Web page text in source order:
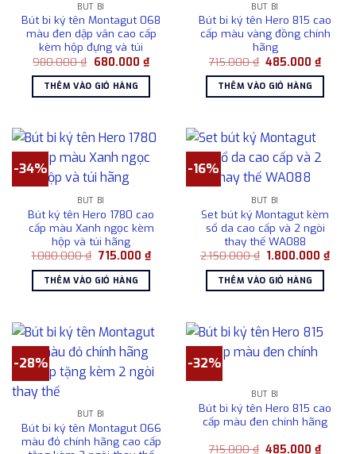
BÚT BI
Bút bi ký tên Montagut 068
màu đen dập vân cao cấp
kèm hộp đựng và túi
980.000₫ Giá
là:
980.000 ₫.
680.000 ₫Giá
hiện
tại
680.000 ₫.
THÊM VÀO GIỎ HÀNG
BÚT BI
Bút bi ký tên Hero 815 cao
cấp màu vàng đồng chính
hãng
715.000₫ Giá
là:
715.000 ₫.
485.000₫Giá
hiện
tại
THÊM VÀO GIỎ HÀNG
-34%
BÚT BI
Bút ký tên Hero 1780 cao
cấp màu Xanh ngọc kèm
hộp và túi hãng
1.080.000₫ Giá
là:
1.080.000 ₫.
715.000 ₫Giá
hiện
715.000 ₫.
THÊM VÀO GIỎ HÀNG
-16%
BÚT BI
Set bút ký Montagut kèm
sổ da cao cấp và 2 ngòi
thay thế WA088
2.150.000₫ Giá
là:
2.150.000 ₫.
1.800.000₫Giá
hiện
THÊM VÀO GIỎ HÀNG
-28%
BÚT BI
Bút bi ký tên Montagut 066
màu đỏ chính hãng cao cấp
-32%
BÚT BI
Bút bi ký tên Hero 815 cao
cấp màu đen chính hãng
715.000₫ Giá
485.000₫Giá